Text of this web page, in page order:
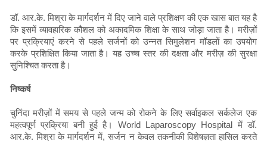
डॉ. आर.के. मिश्रा के मार्गदर्शन में दिए जाने वाले प्रशिक्षण की एक खास बात यह है
कि इसमें व्यावहारिक कौशल को अकादमिक शिक्षा के साथ जोड़ा जाता है। मरीज़ों
पर प्रक्रियाएं करने से पहले सर्जनों को उन्नत सिमुलेशन मॉडलों का उपयोग
करके प्रशिक्षित किया जाता है। यह उच्च स्तर की दक्षता और मरीज़ की सुरक्षा
सुनिश्चित करता है।
निष्कर्ष
चुनिंदा मरीज़ों में समय से पहले जन्म को रोकने के लिए सर्वाइकल सर्कलेज एक
महत्वपूर्ण प्रक्रिया बनी हुई है। World Laparoscopy Hospital में डॉ.
आर.के. मिश्रा के मार्गदर्शन में, सर्जन न केवल तकनीकी विशेषज्ञता हासिल करते